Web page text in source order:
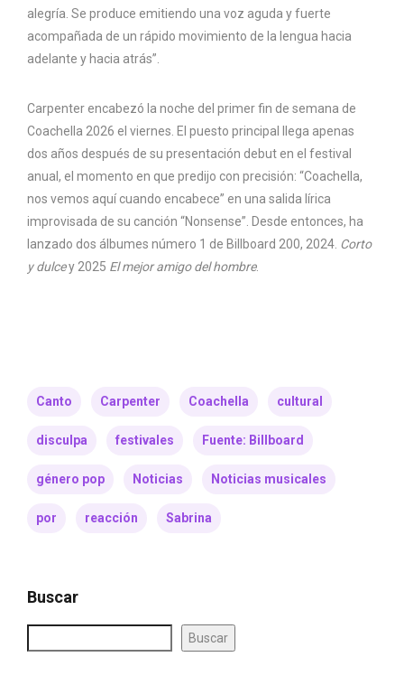
alegría. Se produce emitiendo una voz aguda y fuerte
acompañada de un rápido movimiento de la lengua hacia
adelante y hacia atrás”.
Carpenter encabezó la noche del primer fin de semana de
Coachella 2026 el viernes. El puesto principal llega apenas
dos años después de su presentación debut en el festival
anual, el momento en que predijo con precisión: “Coachella,
nos vemos aquí cuando encabece” en una salida lírica
improvisada de su canción “Nonsense”. Desde entonces, ha
lanzado dos álbumes número 1 de Billboard 200, 2024. Corto
y dulcey 2025 El mejor amigo del hombre.
Canto Carpenter Coachella cultural
disculpa festivales Fuente: Billboard
género pop Noticias Noticias musicales
por reacción Sabrina
Buscar
Buscar